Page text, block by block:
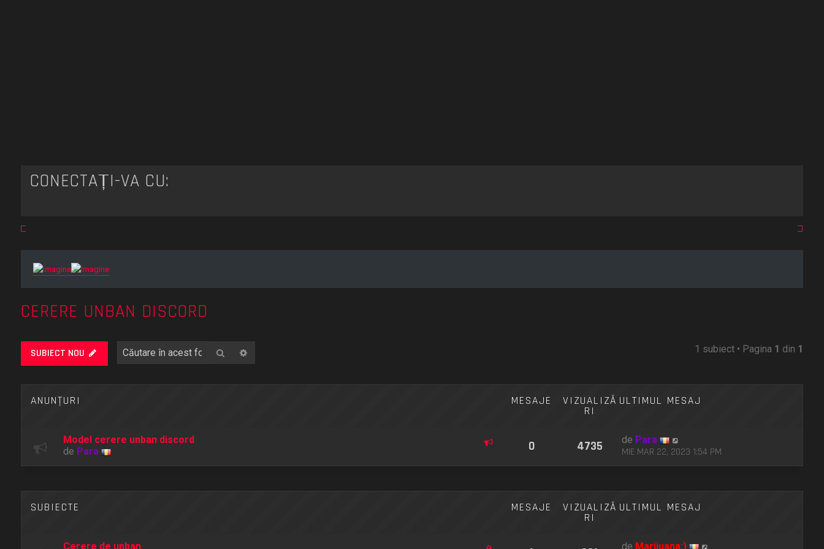
CONECTAȚI-VĂ CU:
CERERE UNBAN DISCORD
SUBIECT NOU Căutare 1 subiect • Pagina 1 din 1
ANUNŢURI MESAJE VIZUALIZĂ
RI
ULTIMUL MESAJ
Model cerere unban discord
de Para 0 4735 de Para
MIE MAR 22, 2023 1:54 PM
SUBIECTE MESAJE VIZUALIZĂ
RI
ULTIMUL MESAJ
Cerere de unban de Marijuana:)